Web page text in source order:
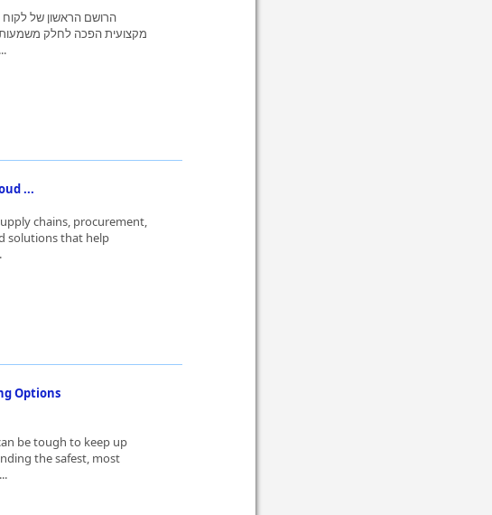
הרושם הראשון של לקוח
מקצועית הפכה לחלק
קטנים. תהליך בניית אתר
...
chains, procurement,
solutions that help
Options
be tough to keep up
the safest, most